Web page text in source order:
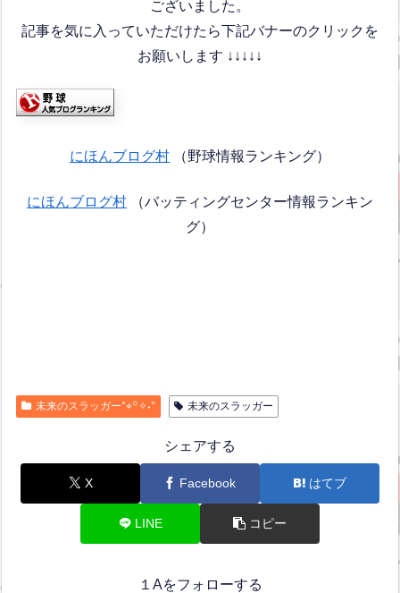
ございました。
記事を気に入っていただけたら下記バナーのクリックを
お願いします ↓↓↓↓↓
にほんブログ村 （野球情報ランキング）
にほんブログ村 （バッティングセンター情報ランキン
グ）
未来のスラッガー°⌖꙳✧˖° 未来のスラッガー
シェアする
X Facebook はてブ
LINE コピー
１Aをフォローする